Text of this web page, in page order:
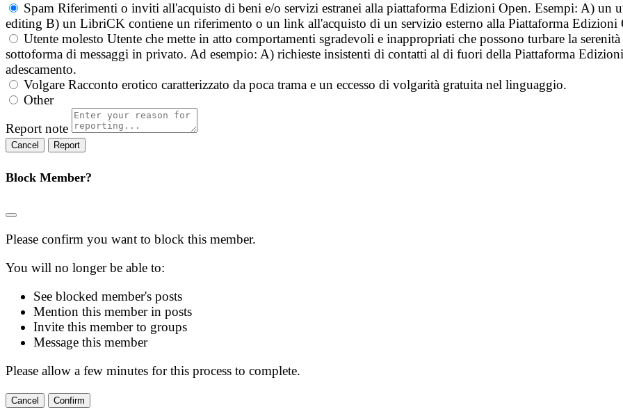
Spam Riferimenti o inviti all'acquisto di beni e/o servizi estranei alla piattaforma Edizioni Open. Esempi: A) un
editing B) un LibriCK contiene un riferimento o un link all'acquisto di un servizio esterno alla Piattaforma Edizioni
Utente molesto Utente che mette in atto comportamenti sgradevoli e inappropriati che possono turbare la
sottoforma di messaggi in privato. Ad esempio: A) richieste insistenti di contatti al di fuori della Piattaforma
adescamento.
Volgare Racconto erotico caratterizzato da poca trama e un eccesso di volgarità gratuita nel linguaggio.
Other
Report note
Report
Block Member?
Please confirm you want to block this member.
You will no longer be able to:
See blocked member's posts
Mention this member in posts
Invite this member to groups
Message this member
Please allow a few minutes for this process to complete.
Confirm